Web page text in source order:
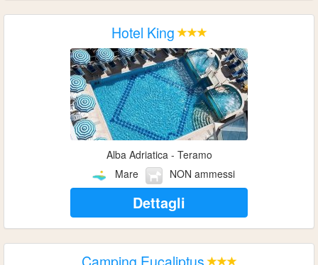
Hotel King
Alba Adriatica - Teramo
Mare
NON ammessi
Dettagli
Camping Eucaliptus